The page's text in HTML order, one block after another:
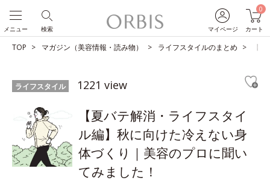
マイページ
0
カート
検索
メニュー
TOP マガジン（美容情報・読み物） ライフスタイルのまとめ 【
ライフスタイル 1221 view
【夏バテ解消・ライフスタイ
ル編】秋に向けた冷えない身
体づくり｜美容のプロに聞い
てみました！